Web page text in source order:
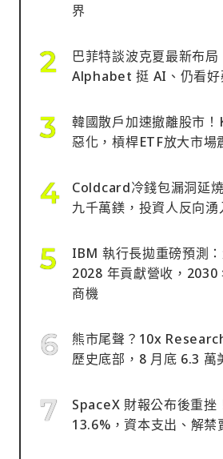
界
巴菲特談波克夏最新布局
Alphabet 挺 AI、仍看好
韓國散戶加速撤離股市
惡化，槓桿ETF放大市場
Coldcard冷錢包漏洞延
九千萬鎂，投資人反向
IBM 執行長拋重磅預測
2028 年貢獻營收，2030
商機
熊市尾聲？10x
歷史底部，8 月底 6.3 萬
SpaceX 財報公布後重挫
13.6%，資本支出、解禁